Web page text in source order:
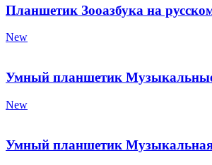
Планшетик Зооазбука на
New
Умный планшетик
New
Умный планшетик Музыкальная